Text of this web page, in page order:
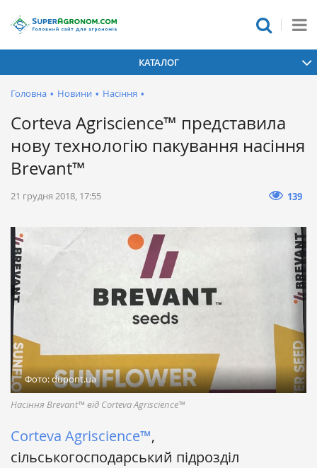
КАТАЛОГ
Головна • Новини • Насіння •
Corteva Agriscience™ представила
нову технологію пакування насіння
Brevant™
21 грудня 2018, 17:55 139
Фото: dupont.ua
Насіння Brevant™ від Corteva Agriscience™
Corteva Agriscience™,
сільськогосподарський підрозділ